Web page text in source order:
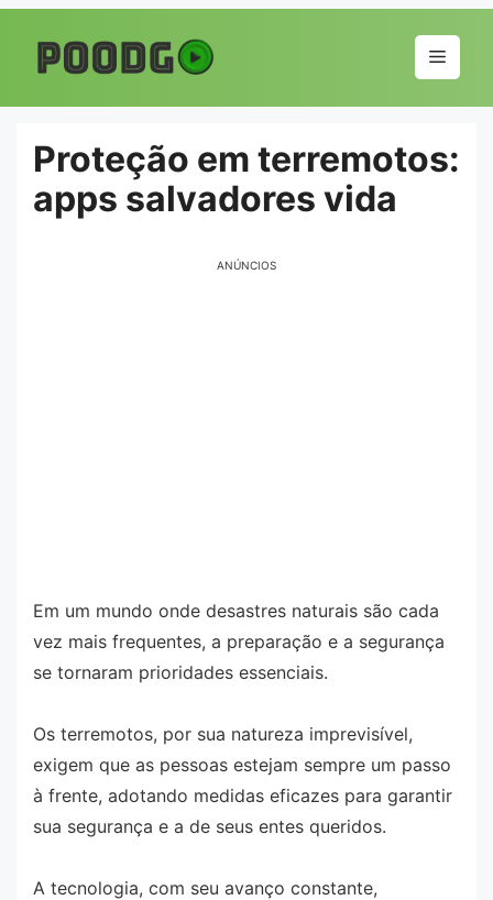
para
conteúdo
Menu
Proteção em terremotos:
apps salvadores vida
ANÚNCIOS
Em um mundo onde desastres naturais são cada
vez mais frequentes, a preparação e a segurança
se tornaram prioridades essenciais.
Os terremotos, por sua natureza imprevisível,
exigem que as pessoas estejam sempre um passo
à frente, adotando medidas eficazes para garantir
sua segurança e a de seus entes queridos.
A tecnologia, com seu avanço constante,